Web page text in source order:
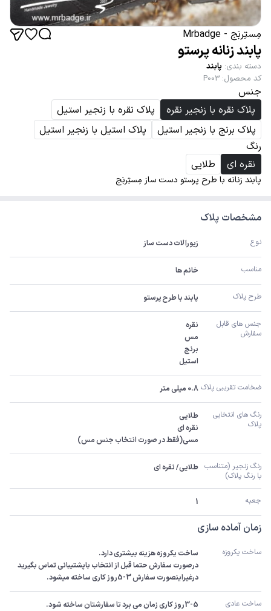
مِستِربَج - Mrbadge
پابند زنانه پرستو
دسته بندی: پابند
کد محصول:
P003
جنس
پلاک نقره با زنجیر نقره
پلاک نقره با زنجیر استیل
پلاک برنج با زنجیر استیل
پلاک استیل با زنجیر استیل
رنگ
نقره ای
طلایی
پابند زنانه با طرح پرستو دست ساز مِستِربَج
مشخصات پلاک
نوع زیورآلات دست ساز
مناسب خانم ها
طرح پلاک پابند با طرح پرستو
سفارش
استیل
ضخامت تقریبی پلاک 0.8 میلی متر
پلاک
مسی(فقط در صورت انتخاب جنس مس)
با رنگ پلاک)
طلایی/ نقره ای
جعبه 1
زمان آماده سازی
ساخت یکروزه
درغیراینصورت سفارش 3-5روز کاری ساخته میشود.
ساخت عادی 3-5روز کاری زمان می برد تا سفارشتان ساخته شود.